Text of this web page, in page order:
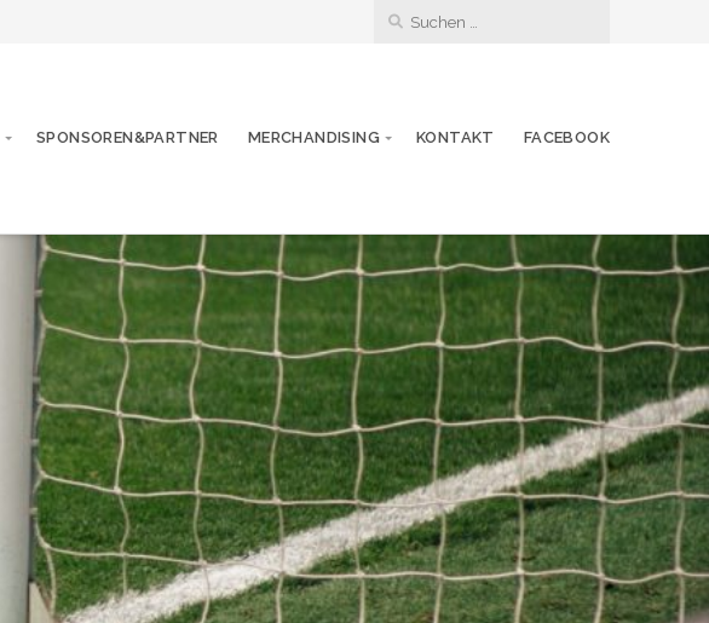
SPONSOREN&PARTNER MERCHANDISING KONTAKT FACEBOOK